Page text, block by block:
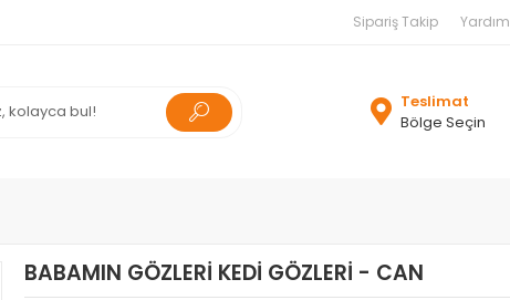
Sipariş Takip Yardım
Teslimat
Bölge Seçin
BABAMIN GÖZLERİ KEDİ GÖZLERİ - CAN